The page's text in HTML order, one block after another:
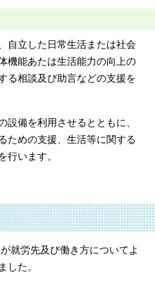
自立した日常生活または社会
機能あたは生活能力の向上の
る相談及び助言などの支援を
設備を利用させるとともに、
ための支援、生活等に関する
行います。
就労先及び働き方についてよ
した。